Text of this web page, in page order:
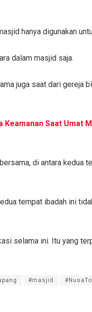
hanya digunakan
dalam masjid saja.
juga saat dari gereja
Saat Umat
di antara kedua
tempat ibadah ini
selama ini. Itu yang
#masjid